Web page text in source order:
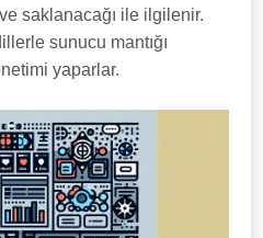
saklanacağı ile ilgilenir.
sunucu mantığı
yaparlar.